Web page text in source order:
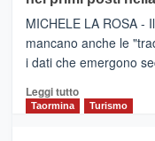
il
nuovo
collegamento
tra
e
Zanzibar
MICHELE LA ROSA -
mancano anche le
i dati che emergono
Leggi tuttoLeggi
Taormina Turismo